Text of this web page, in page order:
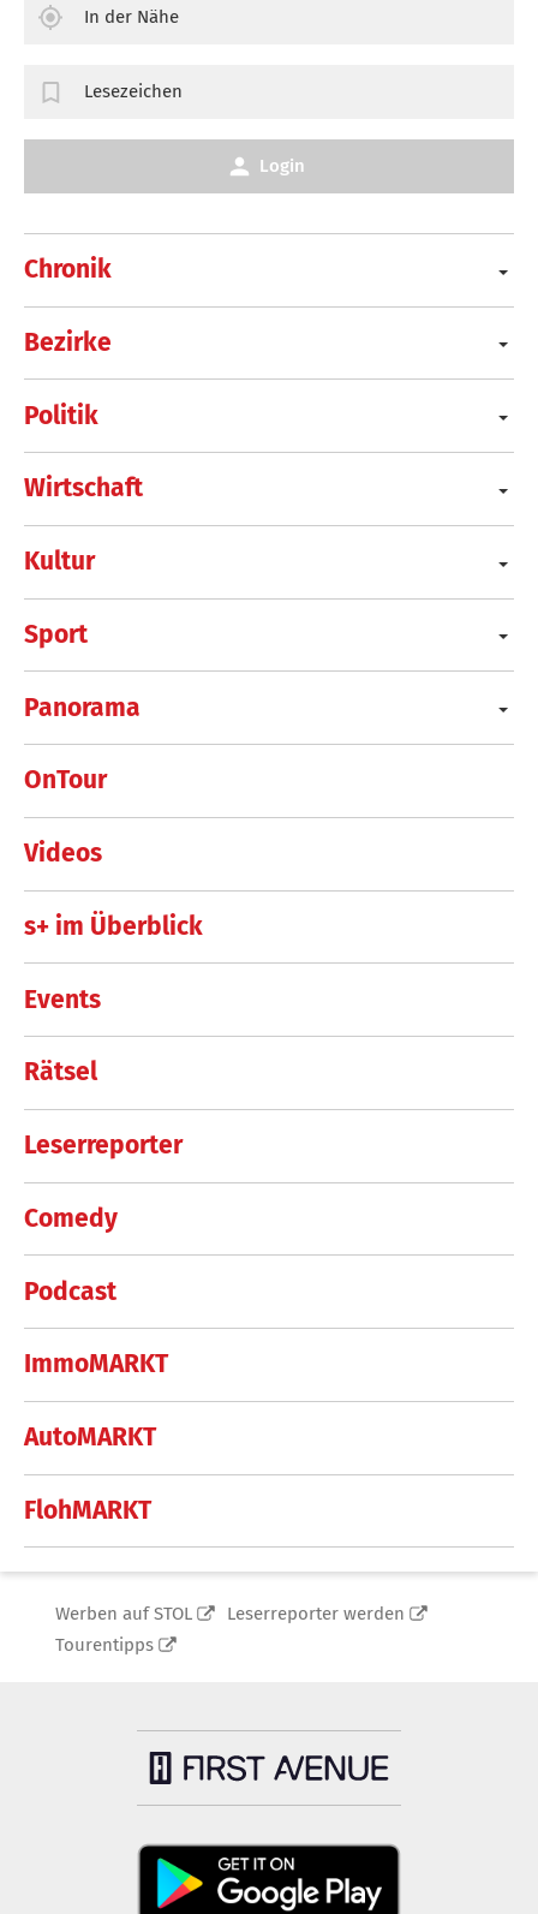
Chronik
Bezirke
Politik
Wirtschaft
Kultur
Sport
Panorama
OnTour
Videos
s+ im Überblick
Events
Rätsel
Leserreporter
Comedy
Podcast
ImmoMARKT
AutoMARKT
FlohMARKT
In der Nähe
Lesezeichen
Login
Werben auf STOL
Leserreporter werden
Tourentipps